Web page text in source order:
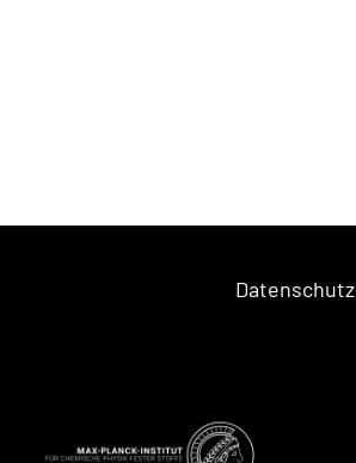
Datenschutz